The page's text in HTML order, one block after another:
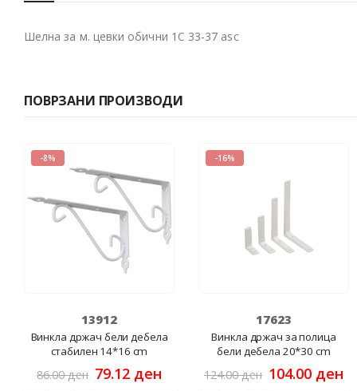
Шелна за м. цевки обични 1C 33-37 asc
ПОВРЗАНИ ПРОИЗВОДИ
-8%
13912
Винкла држач бели дебела
стабилен 14*16 cm
86.00ден Original
79.12 ден Current
-16%
17623
Винкла држач за полица
бели дебела 20*30 cm
124.00ден Original
104.00 ден